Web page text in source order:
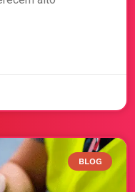
BLOG